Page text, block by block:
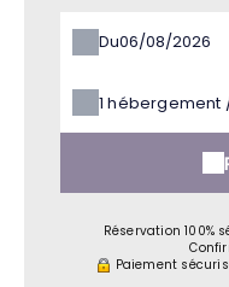
Du
1hébergement
Réservation 100%
Paiement